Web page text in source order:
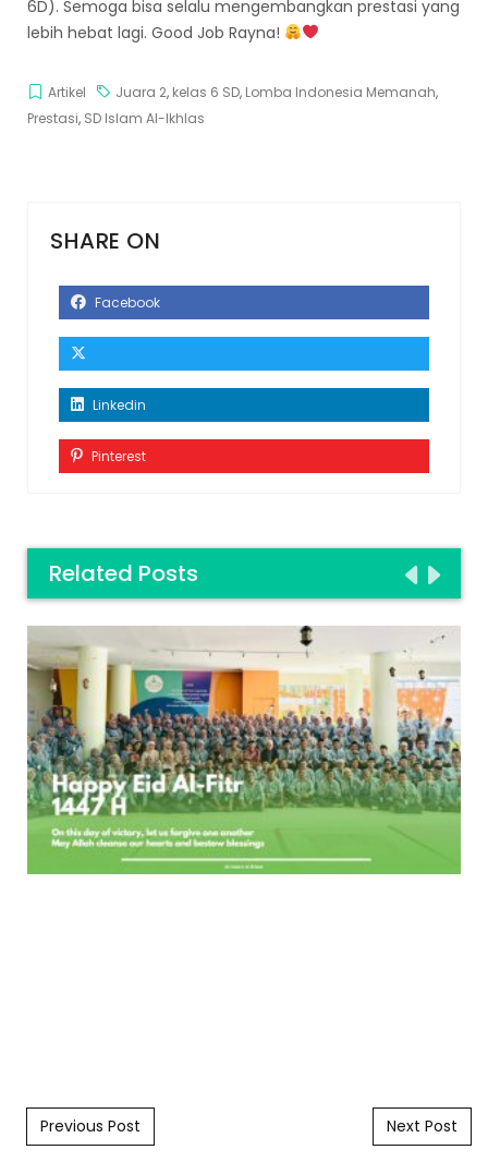
6D). Semoga bisa selalu mengembangkan prestasi yang
lebih hebat lagi. Good Job Rayna!
Artikel Juara 2, kelas 6 SD, Lomba Indonesia Memanah,
Prestasi, SD Islam Al-Ikhlas
SHARE ON
Facebook
Linkedin
Pinterest
Related Posts
Post navigation
Previous Post Next Post